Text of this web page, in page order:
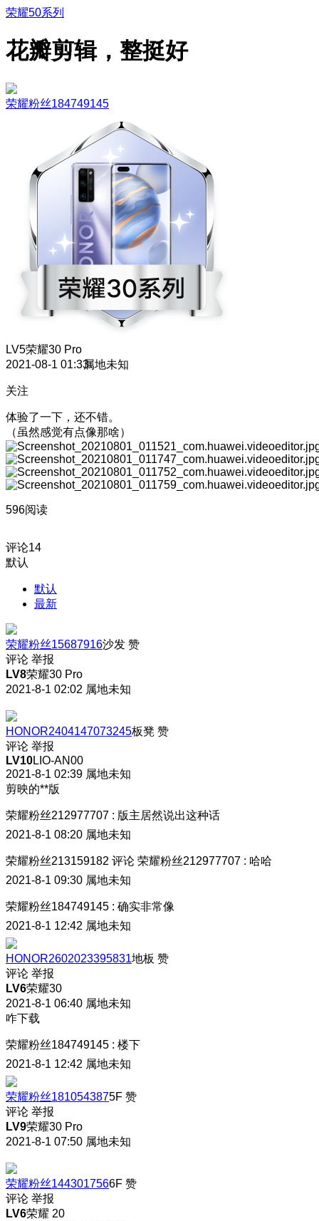
荣耀50系列
花瓣剪辑，整挺好
荣耀粉丝184749145
LV5荣耀30 Pro
2021-08-1 01:33属地未知
关注
体验了一下，还不错。
（虽然感觉有点像那啥）
596阅读
评论14
默认
默认
最新
荣耀粉丝15687916沙发 赞
评论 举报
LV8荣耀30 Pro
2021-8-1 02:02 属地未知
HONOR2404147073245板凳 赞
评论 举报
LV10LIO-AN00
2021-8-1 02:39 属地未知
剪映的**版
荣耀粉丝212977707 : 版主居然说出这种话
2021-8-1 08:20 属地未知
荣耀粉丝213159182 评论 荣耀粉丝212977707 : 哈哈
2021-8-1 09:30 属地未知
荣耀粉丝184749145 : 确实非常像
2021-8-1 12:42 属地未知
HONOR2602023395831地板 赞
评论 举报
LV6荣耀30
2021-8-1 06:40 属地未知
咋下载
荣耀粉丝184749145 : 楼下
2021-8-1 12:42 属地未知
荣耀粉丝1810543875F 赞
评论 举报
LV9荣耀30 Pro
2021-8-1 07:50 属地未知
荣耀粉丝1443017566F 赞
评论 举报
LV6荣耀 20